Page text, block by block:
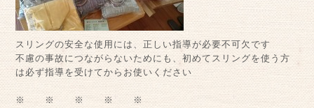
スリングの安全な使用には、正しい指導が必要不可欠です
不慮の事故につながらないためにも、初めてスリングを使う方
は必ず指導を受けてからお使いください
※ ※ ※ ※ ※